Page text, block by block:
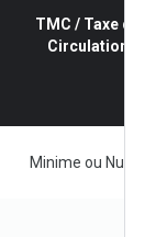
TMC / Taxe de
Circulation
Minime ou Nulle